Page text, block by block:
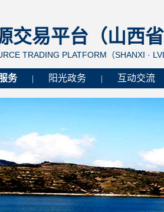
交易平台（山西
TRADING PLATFORM（SHANXI ·
务 阳光政务 互动交流